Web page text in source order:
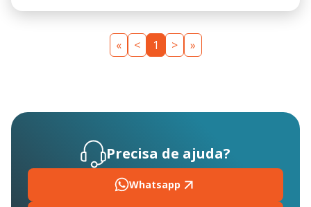
« < 1 > »
Precisa de ajuda?
Whatsapp